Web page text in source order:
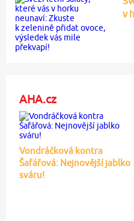
v
AHA.cz
Vondráčková kontra
Šafářová: Nejnovější jablko
sváru!